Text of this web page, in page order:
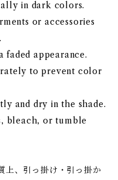
in dark colors.
or accessories
faded appearance.
to prevent color
and dry in the shade.
bleach, or tumble
上、引っ掛け・引っ掛か